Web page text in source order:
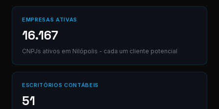
EMPRESAS ATIVAS
16.167
CNPJs ativos em Nilópolis - cada um cliente potencial
ESCRITÓRIOS CONTÁBEIS
51